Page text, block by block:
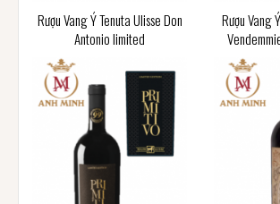
Rượu Vang Ý Tenuta Ulisse Don
Antonio limited
Rượu Vang